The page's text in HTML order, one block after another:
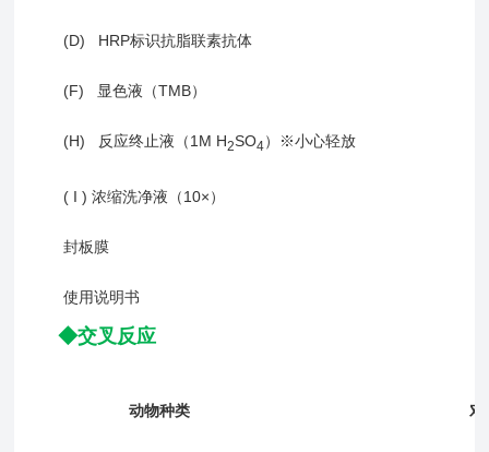
(D) HRP标识抗脂联素抗体
(F) 显色液（TMB）
(H) 反应终止液（1M H2SO4）※小心轻放
( I ) 浓缩洗净液（10×）
封板膜
使用说明书
◆交叉反应
动物种类 对